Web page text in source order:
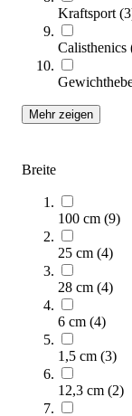
Kraftsport (3
Calisthenics
Mehr zeigen
Breite
100 cm (9)
25 cm (4)
28 cm (4)
6 cm (4)
1,5 cm (3)
12,3 cm (2)
Kübler Sport®
Preis auf
Zum Produkt
Ninja Park
Preis auf
Zum Produkt
Längere